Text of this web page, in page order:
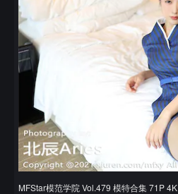
MFStar模范学院 Vol.479 模特合集 71P 4K